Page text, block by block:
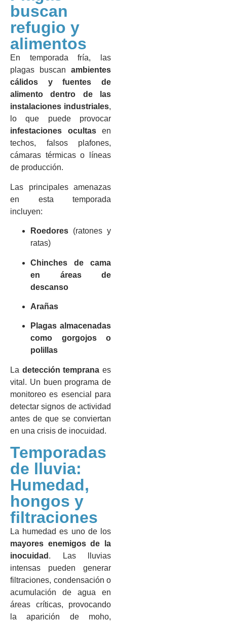
buscan
refugio y
alimentos
En temporada fría, las
plagas buscanambientes
cálidos y fuentes de
alimento dentro de las
instalaciones industriales,
lo que puede provocar
infestaciones ocultasen
techos, falsos plafones,
cámaras térmicas o líneas
de producción.
Las principales amenazas
en esta temporada
incluyen:
Roedores (ratones y
ratas)
Chinches de cama
en áreas de
descanso
Arañas
Plagas almacenadas
como gorgojos o
polillas
La detección temprana es
vital. Un buen programa de
monitoreo es esencial para
detectar signos de actividad
antes de que se conviertan
en una crisis de inocuidad.
Temporadas
de lluvia:
Humedad,
hongos y
filtraciones
La humedad es uno de los
mayores enemigos de la
inocuidad . Las lluvias
intensas pueden generar
filtraciones, condensación o
acumulación de agua en
áreas críticas, provocando
la aparición de moho,